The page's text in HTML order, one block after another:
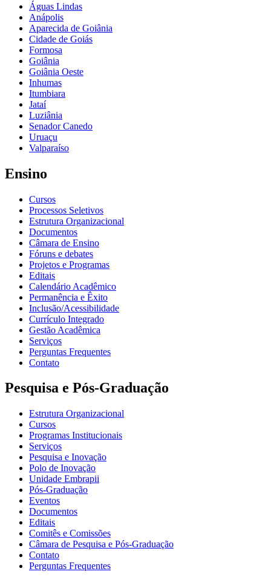
Águas Lindas
Anápolis
Aparecida de Goiânia
Cidade de Goiás
Formosa
Goiânia
Goiânia Oeste
Inhumas
Itumbiara
Jataí
Luziânia
Senador Canedo
Uruaçu
Valparaíso
Ensino
Cursos
Processos Seletivos
Estrutura Organizacional
Documentos
Câmara de Ensino
Fóruns e debates
Projetos e Programas
Editais
Calendário Acadêmico
Permanência e Êxito
Inclusão/Acessibilidade
Currículo Integrado
Gestão Acadêmica
Serviços
Perguntas Frequentes
Contato
Pesquisa e Pós-Graduação
Estrutura Organizacional
Cursos
Programas Institucionais
Serviços
Pesquisa e Inovação
Polo de Inovação
Unidade Embrapii
Pós-Graduação
Eventos
Documentos
Editais
Comitês e Comissões
Câmara de Pesquisa e Pós-Graduação
Contato
Perguntas Frequentes